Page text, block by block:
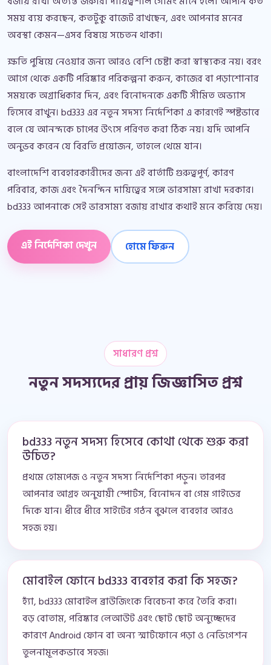
সময় ব্যয় করছেন, কতটুকু বাজেট রাখছেন, এবং আপনার মনের
অবস্থা কেমন—এসব বিষয়ে সচেতন থাকা।
ক্ষতি পুষিয়ে নেওয়ার জন্য আরও বেশি চেষ্টা করা স্বাস্থ্যকর নয়। বরং
আগে থেকে একটি পরিষ্কার পরিকল্পনা করুন, কাজের বা পড়াশোনার
সময়কে অগ্রাধিকার দিন, এবং বিনোদনকে একটি সীমিত অভ্যাস
হিসেবে রাখুন। bd333 এর নতুন সদস্য নির্দেশিকা এ কারণেই স্পষ্টভাবে
বলে যে আনন্দকে চাপের উৎসে পরিণত করা ঠিক নয়। যদি আপনি
অনুভব করেন যে বিরতি প্রয়োজন, তাহলে থেমে যান।
বাংলাদেশি ব্যবহারকারীদের জন্য এই বার্তাটি গুরুত্বপূর্ণ, কারণ
পরিবার, কাজ এবং দৈনন্দিন দায়িত্বের সঙ্গে ভারসাম্য রাখা দরকার।
bd333 আপনাকে সেই ভারসাম্য বজায় রাখার কথাই মনে করিয়ে দেয়।
এই নির্দেশিকা দেখুন হোমে ফিরুন
সাধারণ প্রশ্ন
নতুন সদস্যদের প্রায় জিজ্ঞাসিত প্রশ্ন
bd333 নতুন সদস্য হিসেবে কোথা থেকে শুরু করা
উচিত?
প্রথমে হোমপেজ ও নতুন সদস্য নির্দেশিকা পড়ুন। তারপর
আপনার আগ্রহ অনুযায়ী স্পোর্টস, বিনোদন বা গেম গাইডের
দিকে যান। ধীরে ধীরে সাইটের গঠন বুঝলে ব্যবহার আরও
সহজ হয়।
মোবাইল ফোনে bd333 ব্যবহার করা কি সহজ?
হ্যাঁ, bd333 মোবাইল ব্রাউজিংকে বিবেচনা করে তৈরি করা।
বড় বোতাম, পরিষ্কার লেআউট এবং ছোট ছোট অনুচ্ছেদের
কারণে Android ফোন বা অন্য স্মার্টফোনে পড়া ও নেভিগেশন
তুলনামূলকভাবে সহজ।